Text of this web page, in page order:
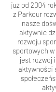
już od 2004
z Parkour
nasze
aktywnie
rozwoju
sportowych
jest rozwój
aktywności